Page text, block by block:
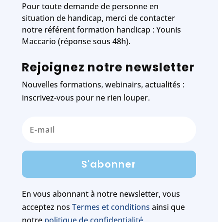
Pour toute demande de personne en
situation de handicap, merci de contacter
notre référent formation handicap : Younis
Maccario (réponse sous 48h).
Rejoignez notre newsletter
Nouvelles formations, webinairs, actualités :
inscrivez-vous pour ne rien louper.
S'abonner
En vous abonnant à notre newsletter, vous
acceptez nos Termes et conditions ainsi que
notre politique de confidentialité